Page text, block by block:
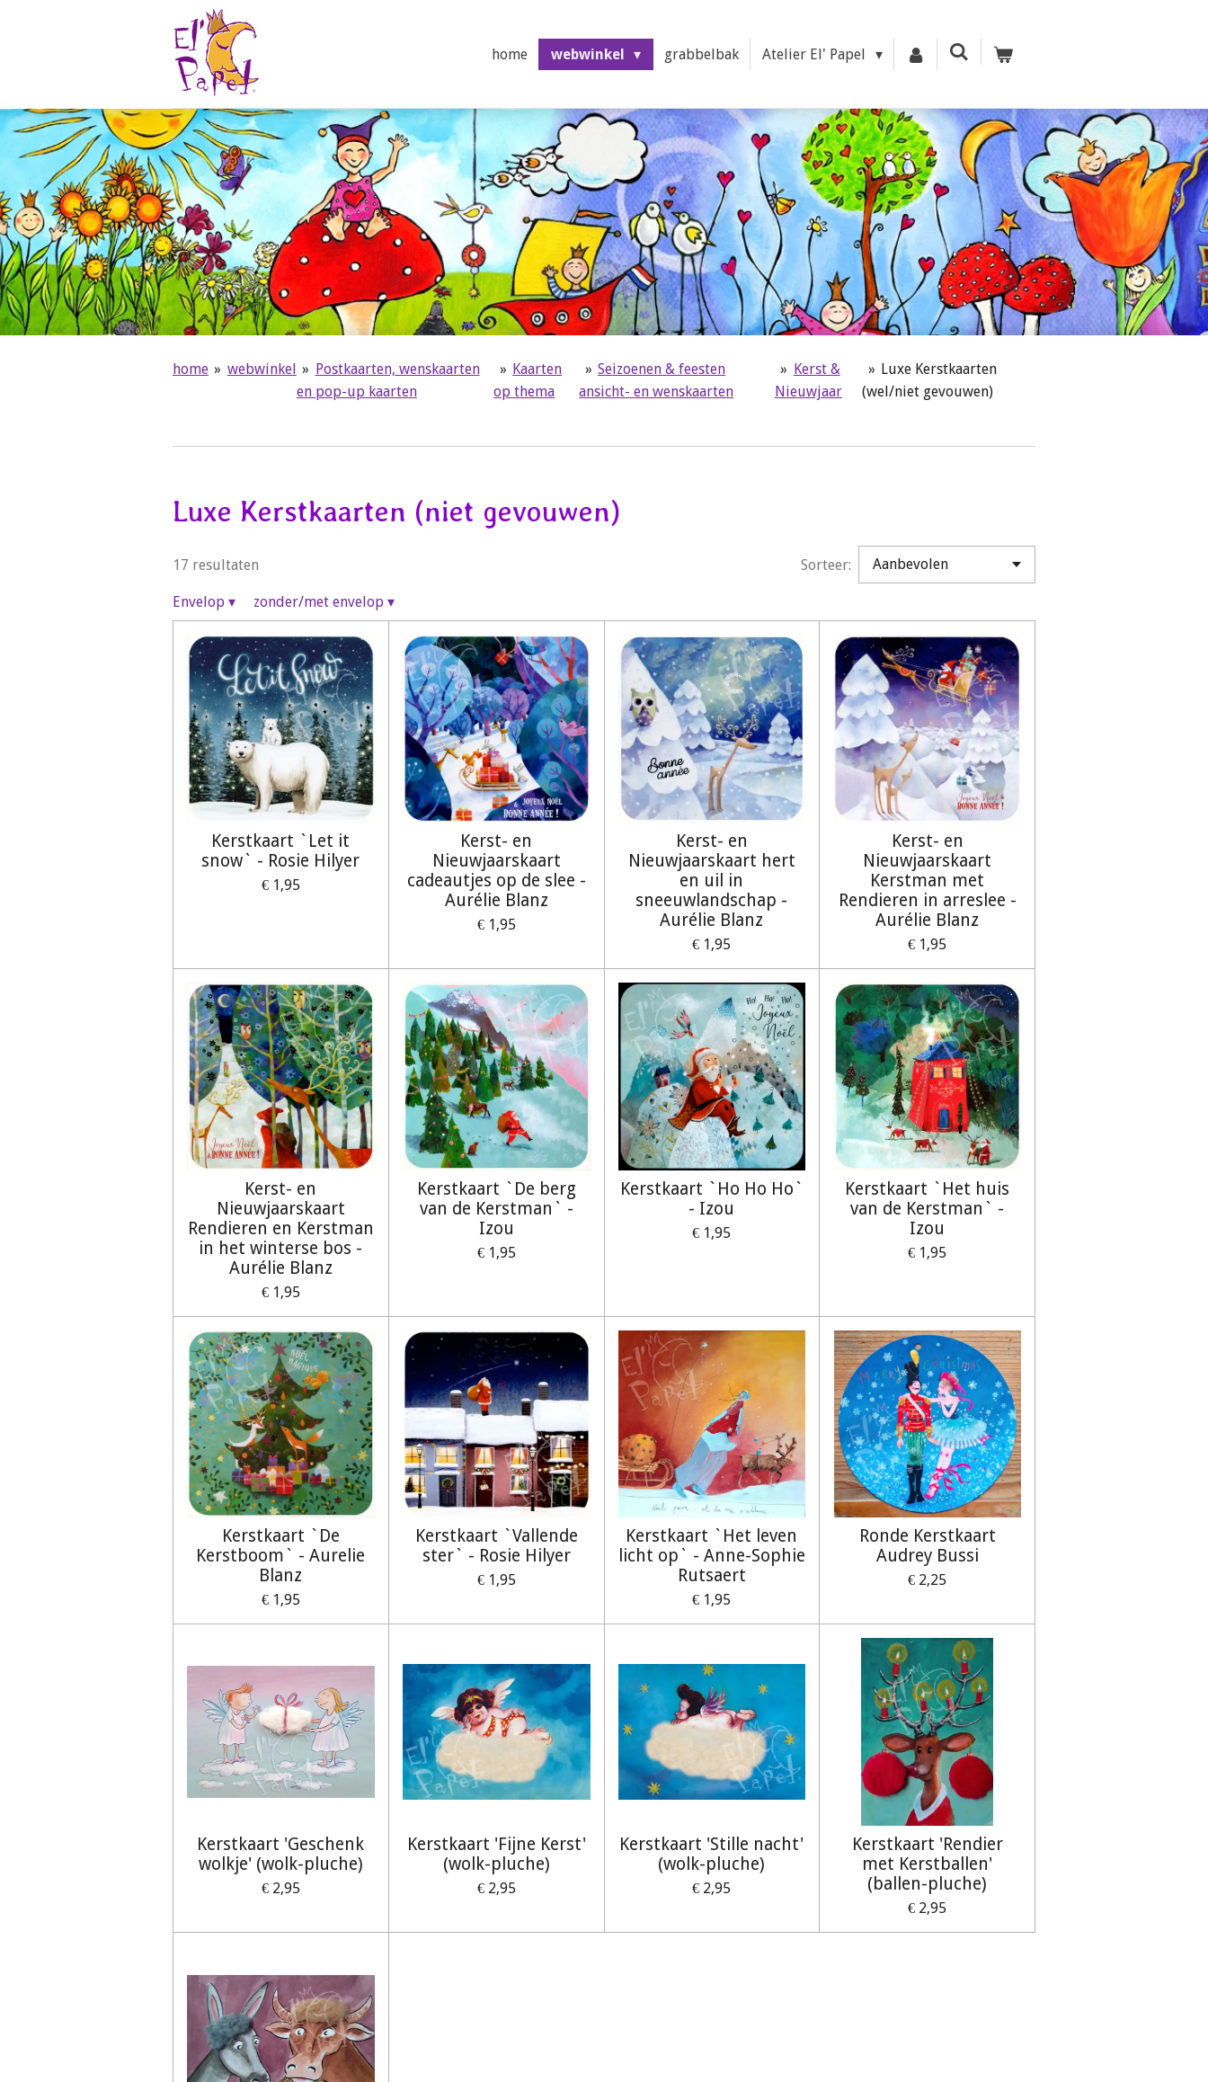
hoofdinhoud
home webwinkel grabbelbak Atelier El' Papel
home » webwinkel » Postkaarten, wenskaarten
en pop-up kaarten
» Kaarten
op thema
» Seizoenen & feesten
ansicht- en wenskaarten
» Kerst &
Nieuwjaar
» Luxe Kerstkaarten
(wel/niet gevouwen)
Luxe Kerstkaarten (niet gevouwen)
17 resultaten Sorteer:
Envelop ▾ zonder/met envelop ▾
Kerstkaart `Let it
snow` - Rosie Hilyer
€ 1,95
Kerst- en
Nieuwjaarskaart
cadeautjes op de slee -
Aurélie Blanz
€ 1,95
Kerst- en
Nieuwjaarskaart hert
en uil in
sneeuwlandschap -
Aurélie Blanz
€ 1,95
Kerst- en
Nieuwjaarskaart
Kerstman met
Rendieren in arreslee -
Aurélie Blanz
€ 1,95
Kerst- en
Nieuwjaarskaart
Rendieren en Kerstman
in het winterse bos -
Aurélie Blanz
€ 1,95
Kerstkaart `De berg
van de Kerstman` -
Izou
€ 1,95
Kerstkaart `Ho Ho Ho`
- Izou
€ 1,95
Kerstkaart `Het huis
van de Kerstman` -
Izou
€ 1,95
Kerstkaart `De
Kerstboom` - Aurelie
Blanz
€ 1,95
Kerstkaart `Vallende
ster` - Rosie Hilyer
€ 1,95
Kerstkaart `Het leven
licht op` - Anne-Sophie
Rutsaert
€ 1,95
Ronde Kerstkaart
Audrey Bussi
€ 2,25
Kerstkaart 'Geschenk
wolkje' (wolk-pluche)
€ 2,95
Kerstkaart 'Fijne Kerst'
(wolk-pluche)
€ 2,95
Kerstkaart 'Stille nacht'
(wolk-pluche)
€ 2,95
Kerstkaart 'Rendier
met Kerstballen'
(ballen-pluche)
€ 2,95